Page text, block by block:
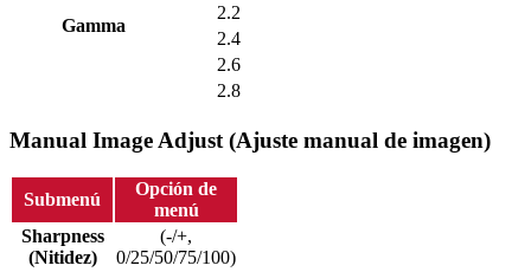
Gamma
2.2
2.4
2.6
2.8
Manual Image Adjust (Ajuste manual de imagen)
Submenú
Opción de
menú
Sharpness
(Nitidez)
(-/+,
0/25/50/75/100)